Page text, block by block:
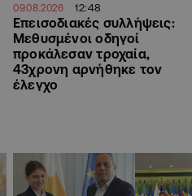
09.08.2026 12:48
Επεισοδιακές συλλήψεις:
Μεθυσμένοι οδηγοί
προκάλεσαν τροχαία,
43χρονη αρνήθηκε τον
έλεγχο